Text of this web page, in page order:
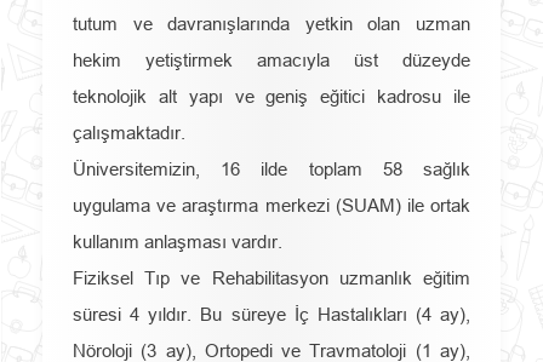
tutum ve davranışlarında yetkin olan uzman
hekim yetiştirmek amacıyla üst düzeyde
teknolojik alt yapı ve geniş eğitici kadrosu ile
çalışmaktadır.
Üniversitemizin, 16 ilde toplam 58 sağlık
uygulama ve araştırma merkezi (SUAM) ile ortak
kullanım anlaşması vardır.
Fiziksel Tıp ve Rehabilitasyon uzmanlık eğitim
süresi 4 yıldır. Bu süreye İç Hastalıkları (4 ay),
Nöroloji (3 ay), Ortopedi ve Travmatoloji (1 ay),